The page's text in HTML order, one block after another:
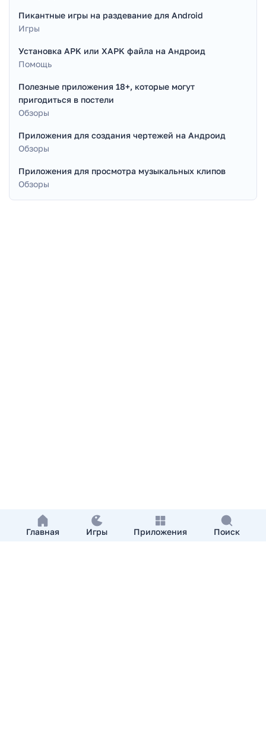
Главная Игры Приложения Поиск
Пикантные игры на раздевание для Android
Игры
Установка APK или XAPK файла на Андроид
Помощь
Полезные приложения 18+, которые могут
пригодиться в постели
Обзоры
Приложения для создания чертежей на Андроид
Обзоры
Приложения для просмотра музыкальных клипов
Обзоры